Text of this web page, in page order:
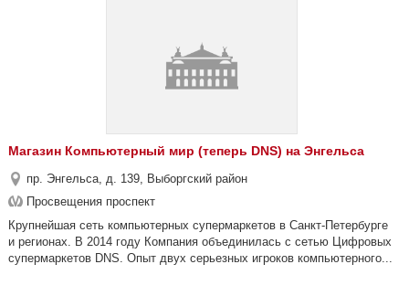
Магазин Компьютерный мир (теперь DNS) на Энгельса
пр. Энгельса, д. 139, Выборгский район
Просвещения проспект
Крупнейшая сеть компьютерных супермаркетов в Санкт-Петербурге
и регионах. В 2014 году Компания объединилась с сетью Цифровых
супермаркетов DNS. Опыт двух серьезных игроков компьютерного...